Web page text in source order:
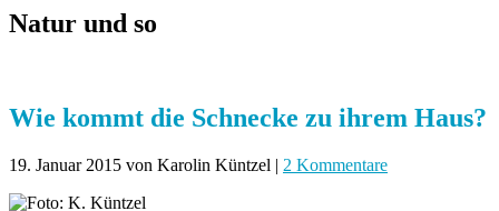
Natur und so
Wie kommt die Schnecke zu ihrem Haus?
19. Januar 2015 von Karolin Küntzel | 2 Kommentare